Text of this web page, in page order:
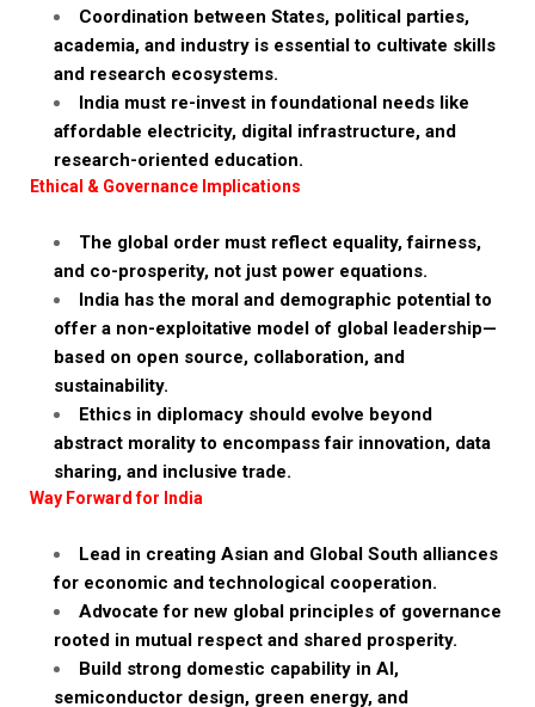
Coordination between States, political parties,
academia, and industry is essential to cultivate skills
and research ecosystems.
India must re-invest in foundational needs like
affordable electricity, digital infrastructure, and
research-oriented education.
Ethical & Governance Implications
The global order must reflect equality, fairness,
and co-prosperity, not just power equations.
India has the moral and demographic potential to
offer a non-exploitative model of global leadership—
based on open source, collaboration, and
sustainability.
Ethics in diplomacy should evolve beyond
abstract morality to encompass fair innovation, data
sharing, and inclusive trade.
Way Forward for India
Lead in creating Asian and Global South alliances
for economic and technological cooperation.
Advocate for new global principles of governance
rooted in mutual respect and shared prosperity.
Build strong domestic capability in AI,
semiconductor design, green energy, and